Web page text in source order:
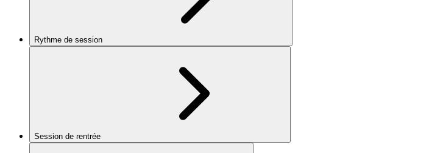
Rythme de session
Session de rentrée